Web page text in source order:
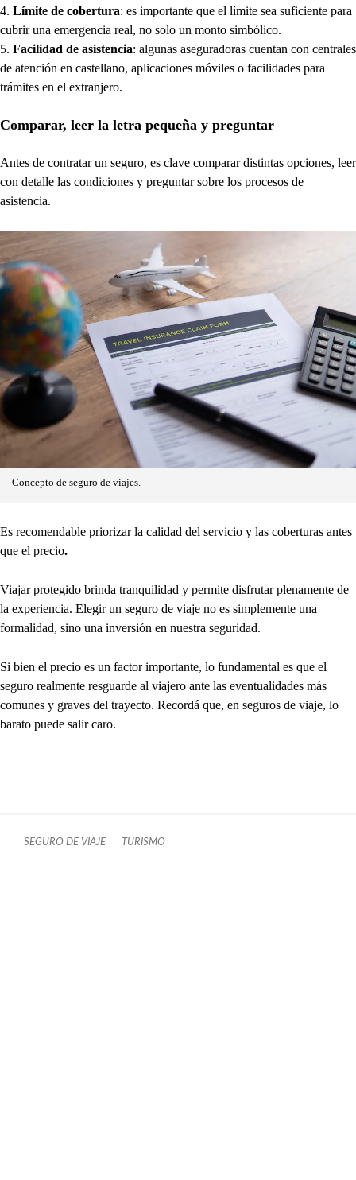
Límite de cobertura: es importante que el límite sea suficiente para
cubrir una emergencia real, no solo un monto simbólico.
Facilidad de asistencia: algunas aseguradoras cuentan con centrales
de atención en castellano, aplicaciones móviles o facilidades para
trámites en el extranjero.
Comparar, leer la letra pequeña y preguntar
Antes de contratar un seguro, es clave comparar distintas opciones, leer
con detalle las condiciones y preguntar sobre los procesos de
asistencia.
Concepto de seguro de viajes.
Es recomendable priorizar la calidad del servicio y las coberturas antes
que el precio.
Viajar protegido brinda tranquilidad y permite disfrutar plenamente de
la experiencia. Elegir un seguro de viaje no es simplemente una
formalidad, sino una inversión en nuestra seguridad.
Si bien el precio es un factor importante, lo fundamental es que el
seguro realmente resguarde al viajero ante las eventualidades más
comunes y graves del trayecto. Recordá que, en seguros de viaje, lo
barato puede salir caro.
SEGURO DE VIAJE TURISMO